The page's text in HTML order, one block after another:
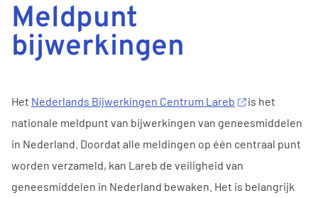
Meldpunt
bijwerkingen
Het Nederlands Bijwerkingen Centrum Lareb
is het
nationale meldpunt van bijwerkingen van geneesmiddelen
in Nederland. Doordat alle meldingen op één centraal punt
worden verzameld, kan Lareb de veiligheid van
geneesmiddelen in Nederland bewaken. Het is belangrijk